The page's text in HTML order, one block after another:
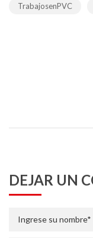
TrabajosenPVC
DEJAR UN